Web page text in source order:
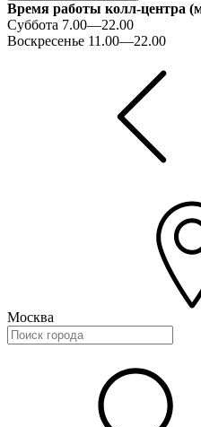
Время работы колл-центра
Суббота 7.00—22.00
Воскресенье 11.00—22.00
Москва